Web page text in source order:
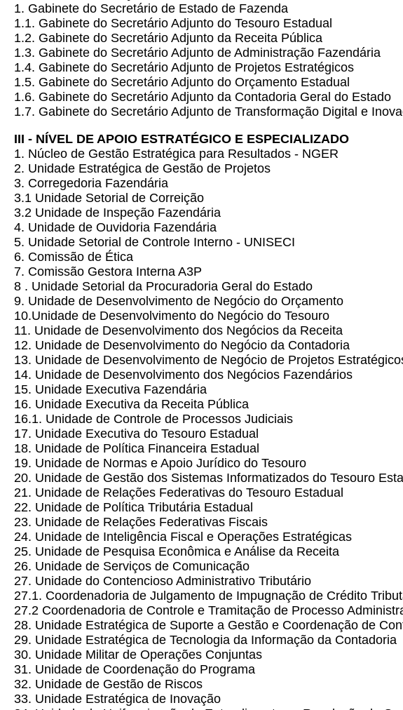
1. Gabinete do Secretário de Estado de Fazenda
1.1. Gabinete do Secretário Adjunto do Tesouro Estadual
1.2. Gabinete do Secretário Adjunto da Receita Pública
1.3. Gabinete do Secretário Adjunto de Administração Fazendária
1.4. Gabinete do Secretário Adjunto de Projetos Estratégicos
1.5. Gabinete do Secretário Adjunto do Orçamento Estadual
1.6. Gabinete do Secretário Adjunto da Contadoria Geral do Estado
1.7. Gabinete do Secretário Adjunto de Transformação Digital e
III - NÍVEL DE APOIO ESTRATÉGICO E ESPECIALIZADO
1. Núcleo de Gestão Estratégica para Resultados - NGER
2. Unidade Estratégica de Gestão de Projetos
3. Corregedoria Fazendária
3.1 Unidade Setorial de Correição
3.2 Unidade de Inspeção Fazendária
4. Unidade de Ouvidoria Fazendária
5. Unidade Setorial de Controle Interno - UNISECI
6. Comissão de Ética
7. Comissão Gestora Interna A3P
8 . Unidade Setorial da Procuradoria Geral do Estado
9. Unidade de Desenvolvimento de Negócio do Orçamento
10.Unidade de Desenvolvimento do Negócio do Tesouro
11. Unidade de Desenvolvimento dos Negócios da Receita
12. Unidade de Desenvolvimento do Negócio da Contadoria
13. Unidade de Desenvolvimento de Negócio de Projetos
14. Unidade de Desenvolvimento dos Negócios Fazendários
15. Unidade Executiva Fazendária
16. Unidade Executiva da Receita Pública
16.1. Unidade de Controle de Processos Judiciais
17. Unidade Executiva do Tesouro Estadual
18. Unidade de Política Financeira Estadual
19. Unidade de Normas e Apoio Jurídico do Tesouro
20. Unidade de Gestão dos Sistemas Informatizados do Tesouro
21. Unidade de Relações Federativas do Tesouro Estadual
22. Unidade de Política Tributária Estadual
23. Unidade de Relações Federativas Fiscais
24. Unidade de Inteligência Fiscal e Operações Estratégicas
25. Unidade de Pesquisa Econômica e Análise da Receita
26. Unidade de Serviços de Comunicação
27. Unidade do Contencioso Administrativo Tributário
27.1. Coordenadoria de Julgamento de Impugnação de Crédito
27.2 Coordenadoria de Controle e Tramitação de Processo
28. Unidade Estratégica de Suporte a Gestão e Coordenação de
29. Unidade Estratégica de Tecnologia da Informação da Contadoria
30. Unidade Militar de Operações Conjuntas
31. Unidade de Coordenação do Programa
32. Unidade de Gestão de Riscos
33. Unidade Estratégica de Inovação